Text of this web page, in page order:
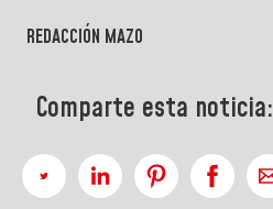
REDACCIÓN MAZO
Comparte esta noticia: